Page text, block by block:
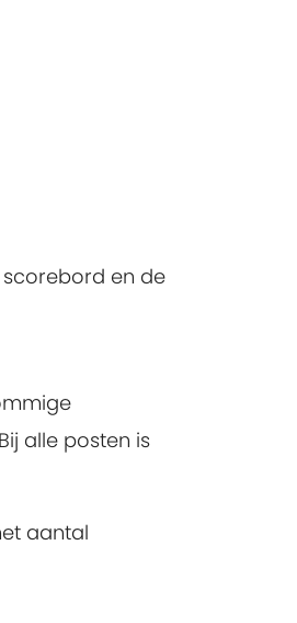
scorebord en de
alle posten is
aantal